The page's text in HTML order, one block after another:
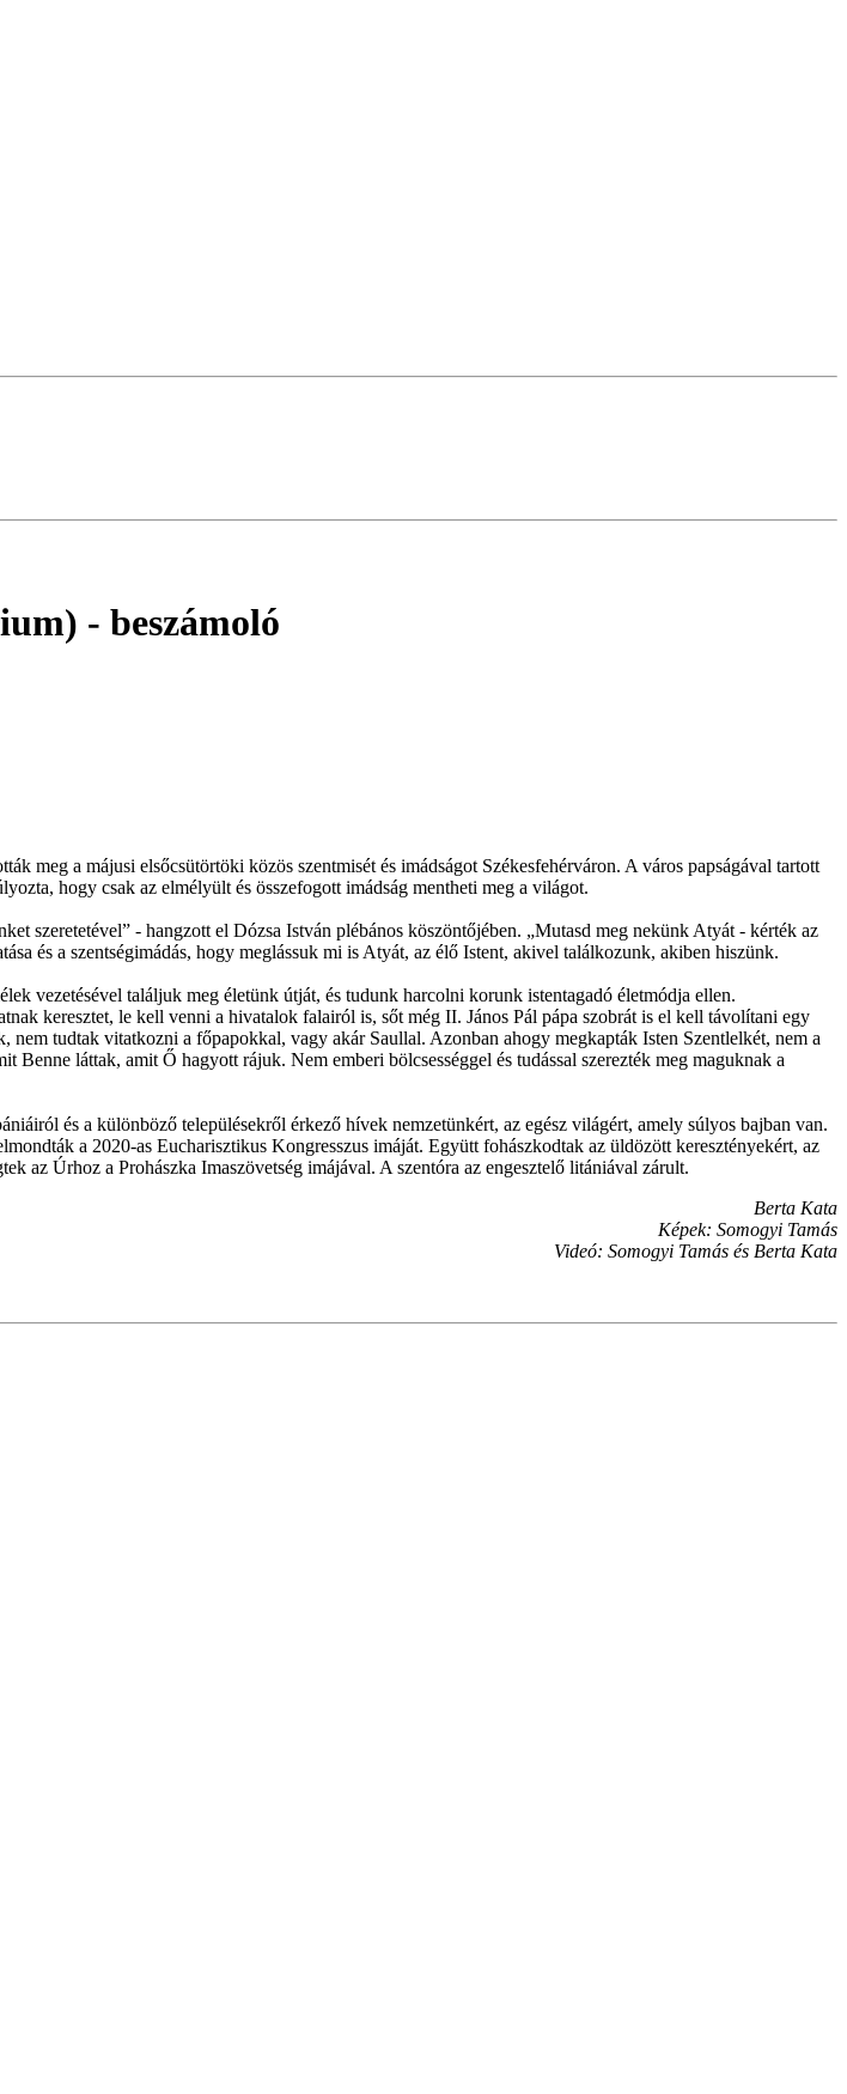
- beszámoló
meg a májusi elsőcsütörtöki közös szentmisét és imádságot Székesfehérváron. A város papságával tartott
hogy csak az elmélyült és összefogott imádság mentheti meg a világot.
szeretetével” - hangzott el Dózsa István plébános köszöntőjében. „Mutasd meg nekünk Atyát - kérték az
és a szentségimádás, hogy meglássuk mi is Atyát, az élő Istent, akivel találkozunk, akiben hiszünk.
vezetésével találjuk meg életünk útját, és tudunk harcolni korunk istentagadó életmódja ellen.
keresztet, le kell venni a hivatalok falairól is, sőt még II. János Pál pápa szobrát is el kell távolítani egy
tudtak vitatkozni a főpapokkal, vagy akár Saullal. Azonban ahogy megkapták Isten Szentlelkét, nem a
láttak, amit Ő hagyott rájuk. Nem emberi bölcsességgel és tudással szerezték meg maguknak a
és a különböző településekről érkező hívek nemzetünkért, az egész világért, amely súlyos bajban van.
a 2020-as Eucharisztikus Kongresszus imáját. Együtt fohászkodtak az üldözött keresztényekért, az
az Úrhoz a Prohászka Imaszövetség imájával. A szentóra az engesztelő litániával zárult.
Berta Kata
Képek: Somogyi Tamás
Videó: Somogyi Tamás és Berta Kata